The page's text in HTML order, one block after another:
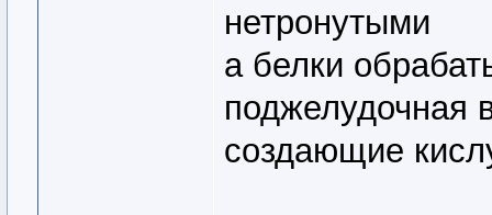
нетронутыми
а белки
поджелудочная
создающие